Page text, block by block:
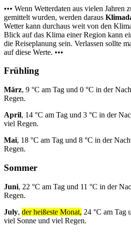
••• Wenn Wetterdaten aus vielen Jahren
gemittelt wurden, werden daraus
Wetter kann durchaus weit von den
Blick auf das Klima einer Region kann
die Reiseplanung sein. Verlassen sollte
auf diese Werte. •••
Frühling
März, 9 °C am Tag und 0 °C in der
Regen.
April, 14 °C am Tag und 3 °C in der
viel Regen.
Mai, 18 °C am Tag und 8 °C in der
Regen.
Sommer
Juni, 22 °C am Tag und 11 °C in der
Regen.
July, der heißeste Monat, 24 °C am Tag
viel Sonne und viel Regen.